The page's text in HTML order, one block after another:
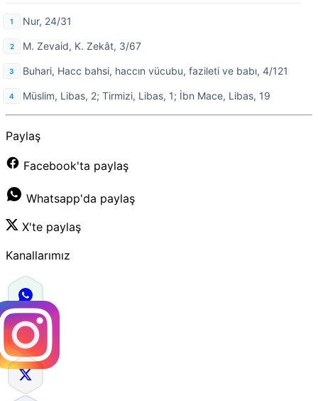
Nur, 24/31
M. Zevaid, K. Zekât, 3/67
Buhari, Hacc bahsi, haccın vücubu, fazileti ve babı, 4/121
Müslim, Libas, 2; Tirmizi, Libas, 1; İbn Mace, Libas, 19
Paylaş
Facebook'ta paylaş
Whatsapp'da paylaş
X'te paylaş
Kanallarımız